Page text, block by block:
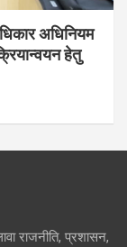
अधिनियम
हेतु
राजनीति, प्रशासन,